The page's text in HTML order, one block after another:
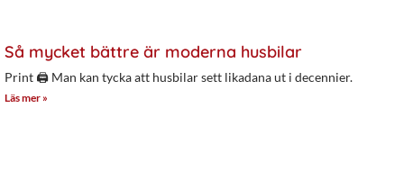
Så mycket bättre är moderna husbilar
Print 🖨 Man kan tycka att husbilar sett likadana ut i decennier.
Läs mer »